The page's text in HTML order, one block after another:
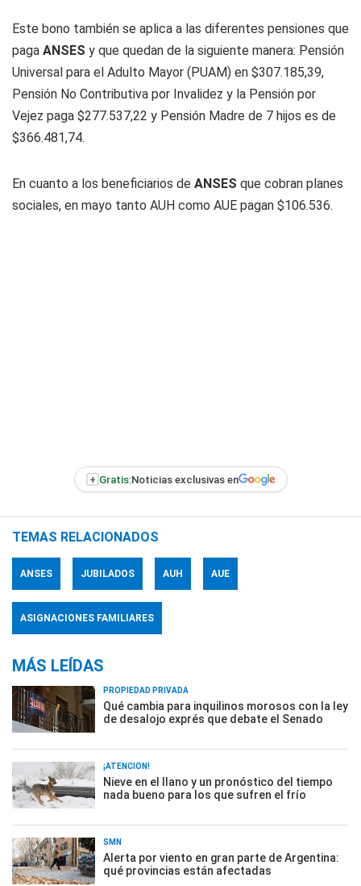
Este bono también se aplica a las diferentes pensiones que
paga ANSES y que quedan de la siguiente manera: Pensión
Universal para el Adulto Mayor (PUAM) en $307.185,39,
Pensión No Contributiva por Invalidez y la Pensión por
Vejez paga $277.537,22 y Pensión Madre de 7 hijos es de
$366.481,74.
En cuanto a los beneficiarios de ANSES que cobran planes
sociales, en mayo tanto AUH como AUE pagan $106.536.
+ Gratis:Noticias exclusivas en
TEMAS RELACIONADOS
ANSES JUBILADOS AUH AUE
ASIGNACIONES FAMILIARES
MÁS LEÍDAS
PROPIEDAD PRIVADA
Qué cambia para inquilinos morosos con la ley
de desalojo exprés que debate el Senado
¡ATENCIÓN!
Nieve en el llano y un pronóstico del tiempo
nada bueno para los que sufren el frío
SMN
Alerta por viento en gran parte de Argentina:
qué provincias están afectadas